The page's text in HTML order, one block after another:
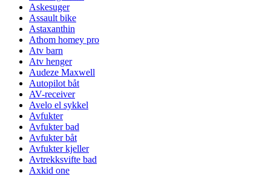
Askesuger
Assault bike
Astaxanthin
Athom homey pro
Atv barn
Atv henger
Audeze Maxwell
Autopilot båt
AV-receiver
Avelo el sykkel
Avfukter
Avfukter bad
Avfukter båt
Avfukter kjeller
Avtrekksvifte bad
Axkid one